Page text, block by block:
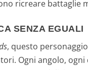
ricreare battaglie
SENZA EGUALI
, questo
Ogni angolo,